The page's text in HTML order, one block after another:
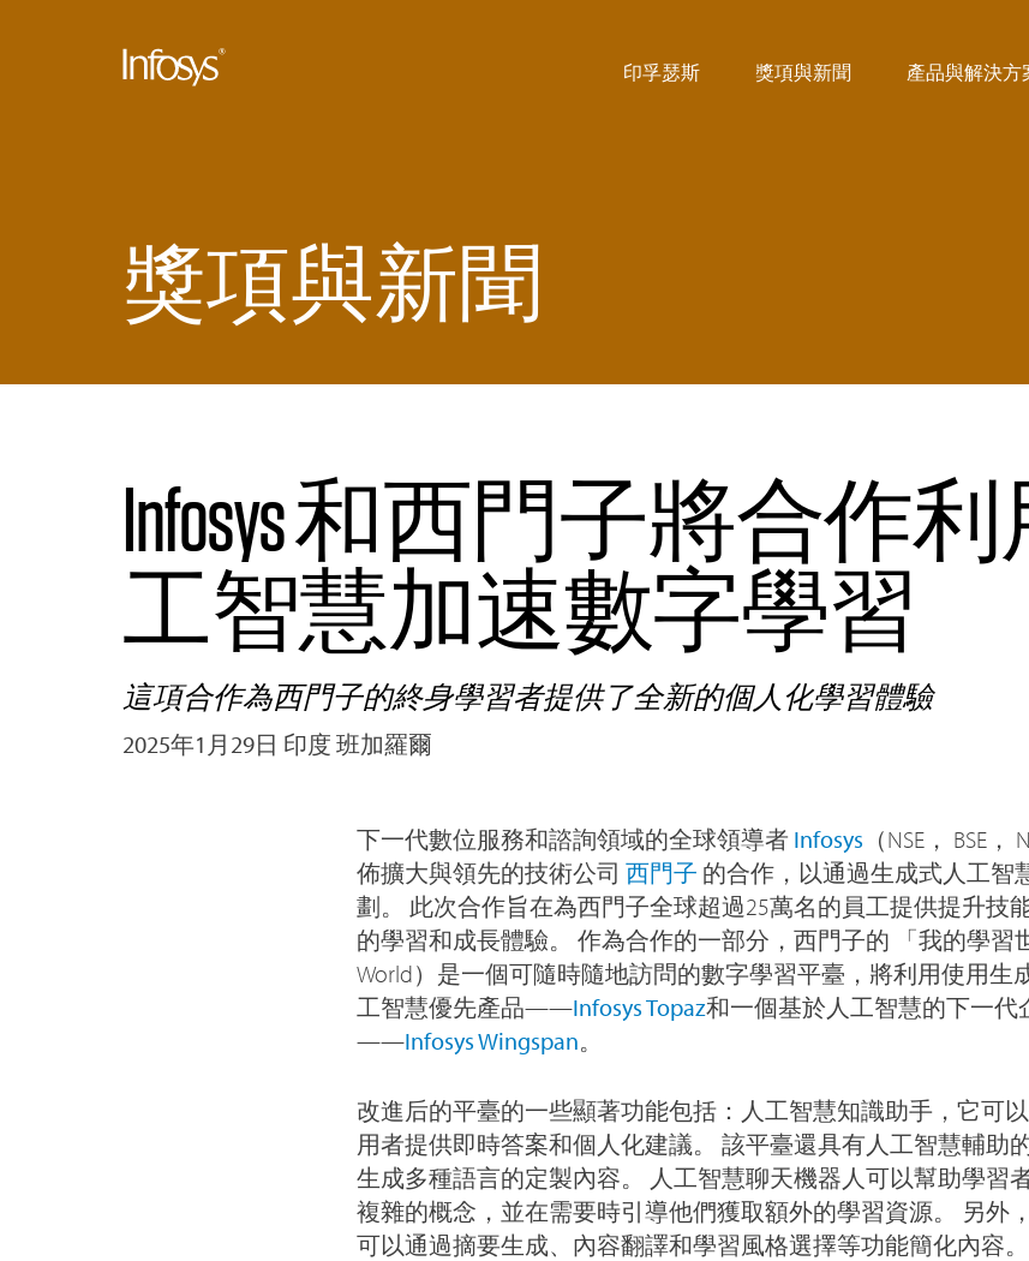
印孚瑟斯 獎項與新聞 產品與解決方
獎項與新聞
Infosys 和西門子將合作
工智慧加速數字學習
這項合作為西門子的終身學習者提供了全新的個人化學習體驗
2025年1月29日 印度 班加羅爾
下一代數位服務和諮詢領域的全球領導者 Infosys （NSE， BSE
佈擴大與領先的技術公司 西門子 的合作，以通過生成式人工智
劃。 此次合作旨在為西門子全球超過25萬名的員工提供提升技
的學習和成長體驗。 作為合作的一部分，西門子的 「我的學習
World）是一個可隨時隨地訪問的數字學習平臺，將利用使用生
工智慧優先產品——Infosys Topaz和一個基於人工智慧的下一代
——Infosys Wingspan。
改進后的平臺的一些顯著功能包括：人工智慧知識助手，它可
用者提供即時答案和個人化建議。 該平臺還具有人工智慧輔助
生成多種語言的定製內容。 人工智慧聊天機器人可以幫助學習
複雜的概念，並在需要時引導他們獲取額外的學習資源。 另外
可以通過摘要生成、內容翻譯和學習風格選擇等功能簡化內容。